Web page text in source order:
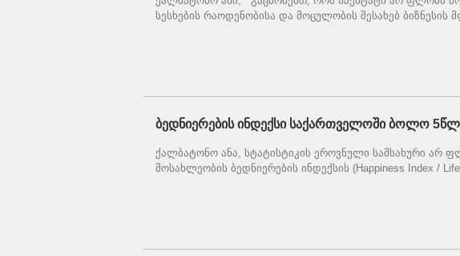
სესხების რაოდენობისა და მოცულობის შესახებ ბიზნესის
ბედნიერების ინდექსი საქართველოში ბოლო
ქალბატონო ანა, სტატისტიკის ეროვნული სამსახური არ
მოსახლეობის ბედნიერების ინდექსის (Happiness Index /